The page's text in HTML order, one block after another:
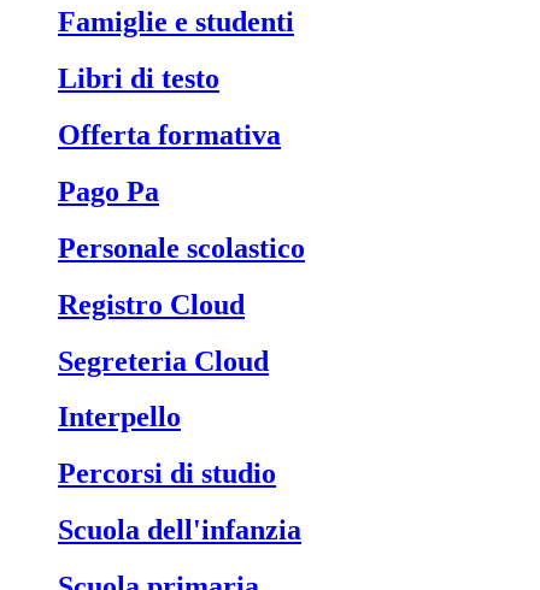
Famiglie e studenti
Libri di testo
Offerta formativa
Pago Pa
Personale scolastico
Registro Cloud
Segreteria Cloud
Interpello
Percorsi di studio
Scuola dell'infanzia